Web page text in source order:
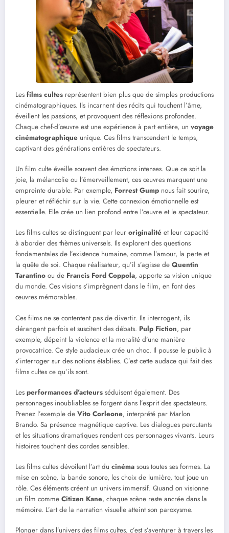
Les films cultes représentent bien plus que de simples productions
cinématographiques. Ils incarnent des récits qui touchent l’âme,
éveillent les passions, et provoquent des réflexions profondes.
Chaque chef-d’œuvre est une expérience à part entière, un voyage
cinématographique unique. Ces films transcendent le temps,
captivant des générations entières de spectateurs.
Un film culte éveille souvent des émotions intenses. Que ce soit la
joie, la mélancolie ou l’émerveillement, ces œuvres marquent une
empreinte durable. Par exemple, Forrest Gump nous fait sourire,
pleurer et réfléchir sur la vie. Cette connexion émotionnelle est
essentielle. Elle crée un lien profond entre l’œuvre et le spectateur.
Les films cultes se distinguent par leur originalité et leur capacité
à aborder des thèmes universels. Ils explorent des questions
fondamentales de l’existence humaine, comme l’amour, la perte et
la quête de soi. Chaque réalisateur, qu’il s’agisse de Quentin
Tarantino ou de Francis Ford Coppola, apporte sa vision unique
du monde. Ces visions s’imprègnent dans le film, en font des
œuvres mémorables.
Ces films ne se contentent pas de divertir. Ils interrogent, ils
dérangent parfois et suscitent des débats. Pulp Fiction, par
exemple, dépeint la violence et la moralité d’une manière
provocatrice. Ce style audacieux crée un choc. Il pousse le public à
s’interroger sur des notions établies. C’est cette audace qui fait des
films cultes ce qu’ils sont.
Les performances d’acteurs séduisent également. Des
personnages inoubliables se forgent dans l’esprit des spectateurs.
Prenez l’exemple de Vito Corleone, interprété par Marlon
Brando. Sa présence magnétique captive. Les dialogues percutants
et les situations dramatiques rendent ces personnages vivants. Leurs
histoires touchent des cordes sensibles.
Les films cultes dévoilent l’art du cinéma sous toutes ses formes. La
mise en scène, la bande sonore, les choix de lumière, tout joue un
rôle. Ces éléments créent un univers immersif. Quand on visionne
un film comme Citizen Kane, chaque scène reste ancrée dans la
mémoire. L’art de la narration visuelle atteint son paroxysme.
Plonger dans l’univers des films cultes, c’est s’aventurer à travers les